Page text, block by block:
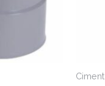
Ciment